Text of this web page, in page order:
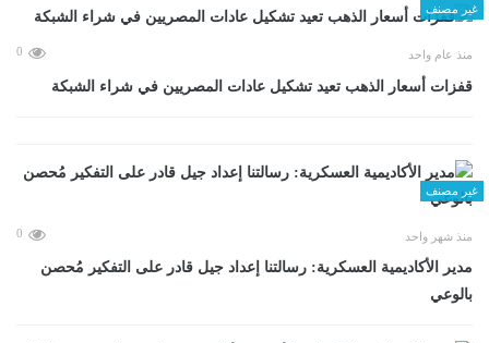
غير مصنف
منذ عام واحد 0
قفزات أسعار الذهب تعيد تشكيل عادات المصريين في شراء الشبكة
غير مصنف
منذ شهر واحد 0
مدير الأكاديمية العسكرية: رسالتنا إعداد جيل قادر على التفكير مُحصن
بالوعي